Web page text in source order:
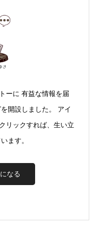
ーに 有益な情報を届
開設しました。 アイ
リックすれば、生い立
ます。
なる